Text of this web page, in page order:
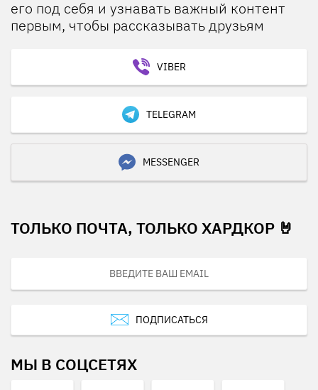
его под себя и узнавать важный контент
первым, чтобы рассказывать друзьям
VIBER
TELEGRAM
MESSENGER
ТОЛЬКО ПОЧТА, ТОЛЬКО ХАРДКОР 🤘
ПОДПИСАТЬСЯ
МЫ В СОЦСЕТЯХ